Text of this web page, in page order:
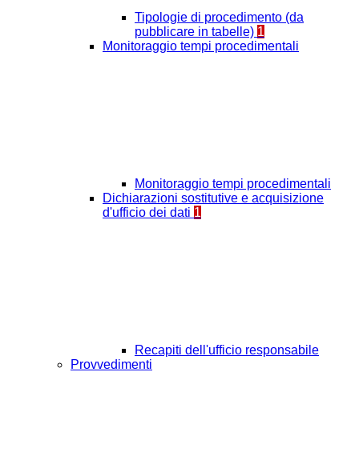
Tipologie di procedimento (da
pubblicare in tabelle) 1
Monitoraggio tempi procedimentali
Monitoraggio tempi procedimentali
Dichiarazioni sostitutive e acquisizione
d'ufficio dei dati 1
Recapiti dell'ufficio responsabile
Provvedimenti